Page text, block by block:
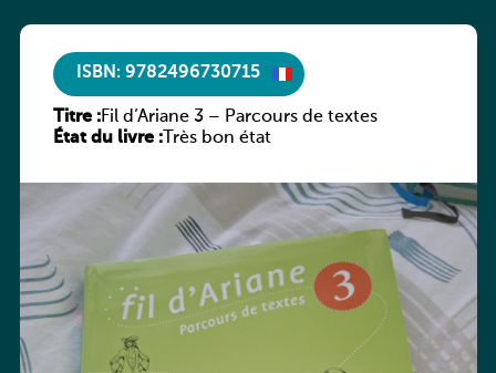
ISBN: 9782496730715
Titre :Fil d’Ariane 3 – Parcours de textes
État du livre :Très bon état